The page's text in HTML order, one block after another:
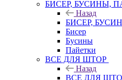
БИСЕР, БУСИНЫ,
Назад
БИСЕР,
Бисер
Бусины
Пайетки
ВСЕ ДЛЯ ШТОР
Назад
ВСЕ ДЛЯ